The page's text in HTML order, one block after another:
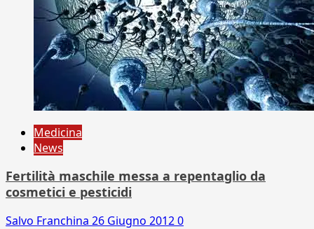
Medicina
News
Fertilità maschile messa a repentaglio da
cosmetici e pesticidi
Salvo Franchina 26 Giugno 20120